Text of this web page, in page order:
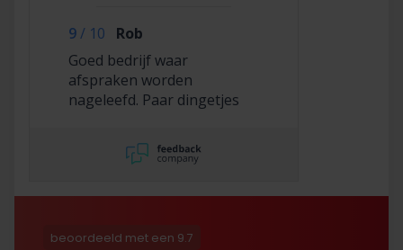
9/ 10
Rob
Goed bedrijf waar
afspraken worden
nageleefd. Paar dingetjes
korting gekregen. Duurde
lang eer ik de sleutel
met excuses , maar na
is alles toch na
beoordeeld met een 9.7